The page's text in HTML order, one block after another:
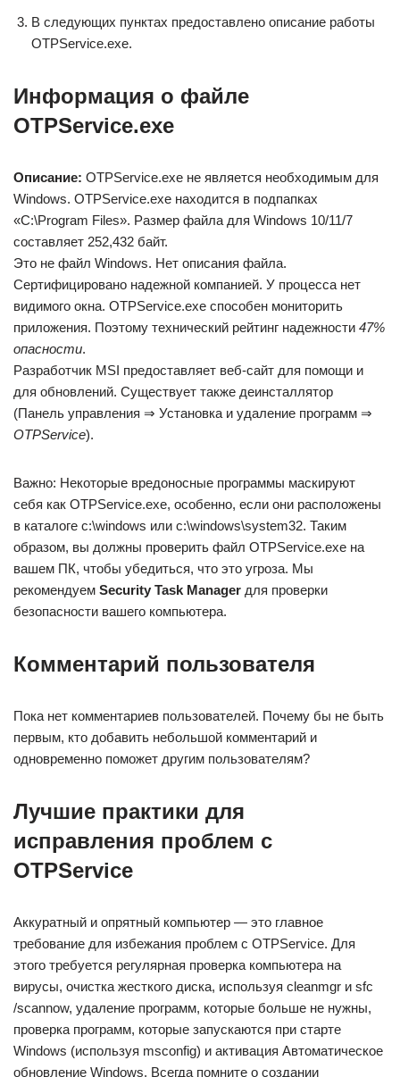
В следующих пунктах предоставлено описание работы
OTPService.exe.
Информация о файле
OTPService.exe
Описание: OTPService.exe не является необходимым для
Windows. OTPService.exe находится в подпапках
«C:\Program Files». Размер файла для Windows 10/11/7
составляет 252,432 байт.
Это не файл Windows. Нет описания файла.
Сертифицировано надежной компанией. У процесса нет
видимого окна. OTPService.exe способен мониторить
приложения. Поэтому технический рейтинг надежности 47%
опасности.
Разработчик MSI предоставляет веб-сайт для помощи и
для обновлений. Существует также деинсталлятор
(Панель управления ⇒ Установка и удаление программ ⇒
OTPService).
Важно: Некоторые вредоносные программы маскируют
себя как OTPService.exe, особенно, если они расположены
в каталоге c:\windows или c:\windows\system32. Таким
образом, вы должны проверить файл OTPService.exe на
вашем ПК, чтобы убедиться, что это угроза. Мы
рекомендуем Security Task Manager для проверки
безопасности вашего компьютера.
Комментарий пользователя
Пока нет комментариев пользователей. Почему бы не быть
первым, кто добавить небольшой комментарий и
одновременно поможет другим пользователям?
Лучшие практики для
исправления проблем с
OTPService
Аккуратный и опрятный компьютер — это главное
требование для избежания проблем с OTPService. Для
этого требуется регулярная проверка компьютера на
вирусы, очистка жесткого диска, используя cleanmgr и sfc
/scannow, удаление программ, которые больше не нужны,
проверка программ, которые запускаются при старте
Windows (используя msconfig) и активация Автоматическое
обновление Windows. Всегда помните о создании